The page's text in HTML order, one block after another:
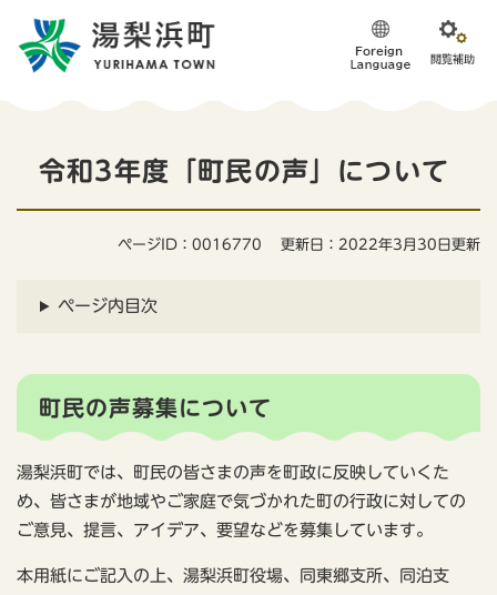
令和3年度「町民の声」について
ページID：0016770 更新日：2022年3月30日更新
ページ内目次
町民の声募集について
湯梨浜町では、町民の皆さまの声を町政に反映していくた
め、皆さまが地域やご家庭で気づかれた町の行政に対しての
ご意見、提言、アイデア、要望などを募集しています。
本用紙にご記入の上、湯梨浜町役場、同東郷支所、同泊支